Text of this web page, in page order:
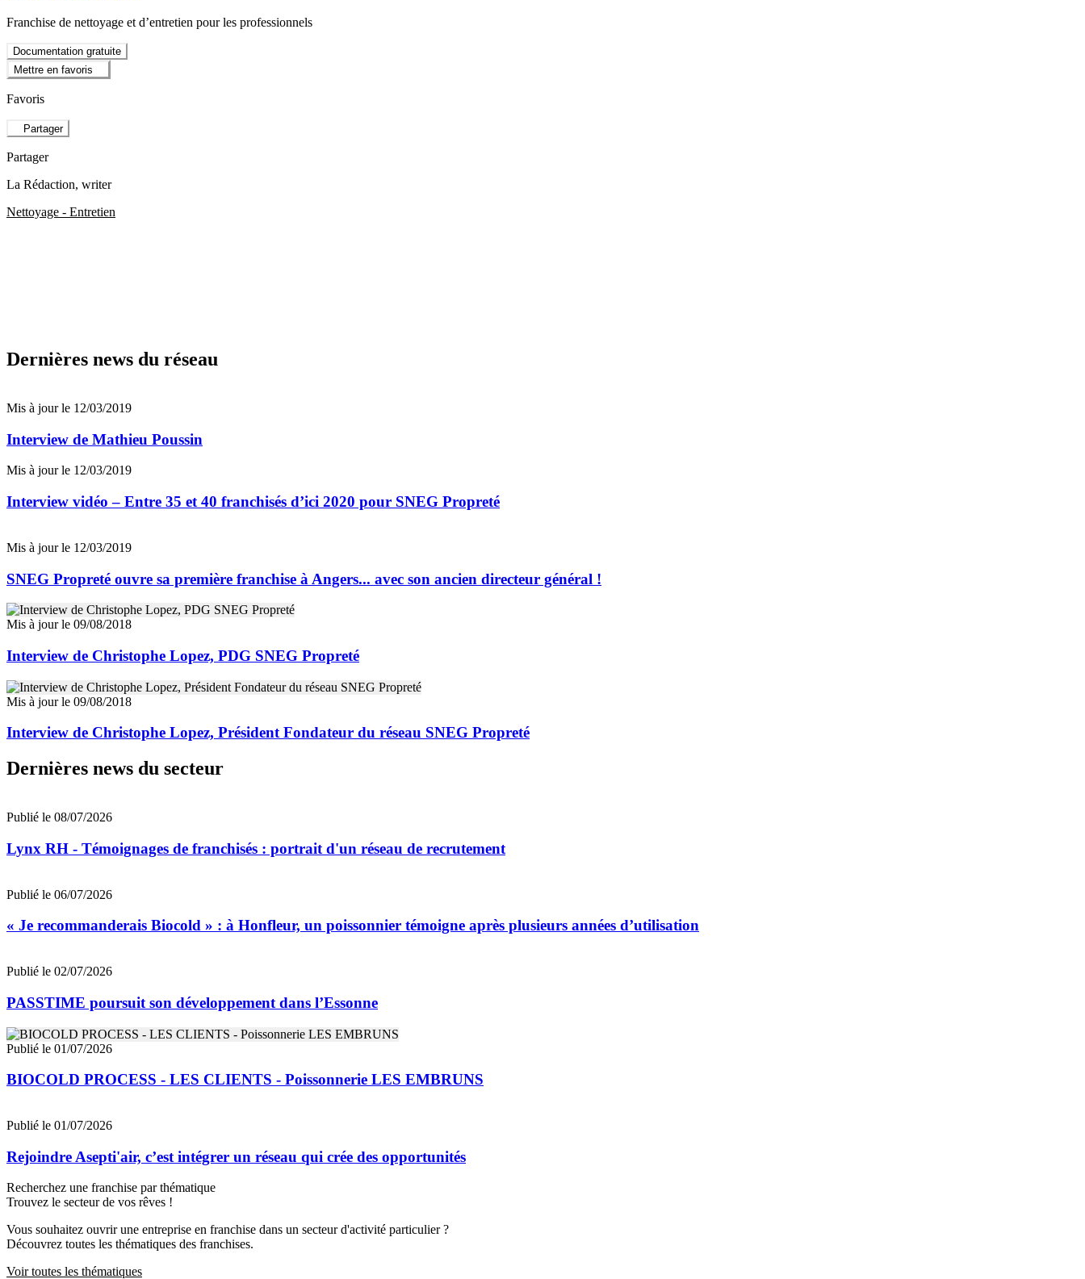
Franchise de nettoyage et d’entretien pour les professionnels
Documentation gratuite
Mettre en favoris
Favoris
Partager
Partager
La Rédaction, writer
Nettoyage - Entretien
Dernières news du réseau
Mis à jour le 12/03/2019
Interview de Mathieu Poussin
Mis à jour le 12/03/2019
Interview vidéo – Entre 35 et 40 franchisés d’ici 2020 pour SNEG Propreté
Mis à jour le 12/03/2019
SNEG Propreté ouvre sa première franchise à Angers... avec son ancien directeur général !
Mis à jour le 09/08/2018
Interview de Christophe Lopez, PDG SNEG Propreté
Mis à jour le 09/08/2018
Interview de Christophe Lopez, Président Fondateur du réseau SNEG Propreté
Dernières news du secteur
Publié le 08/07/2026
Lynx RH - Témoignages de franchisés : portrait d'un réseau de recrutement
Publié le 06/07/2026
« Je recommanderais Biocold » : à Honfleur, un poissonnier témoigne après plusieurs années d’utilisation
Publié le 02/07/2026
PASSTIME poursuit son développement dans l’Essonne
Publié le 01/07/2026
BIOCOLD PROCESS - LES CLIENTS - Poissonnerie LES EMBRUNS
Publié le 01/07/2026
Rejoindre Asepti'air, c’est intégrer un réseau qui crée des opportunités
Recherchez une franchise par thématique
Trouvez le secteur de vos rêves !
Vous souhaitez ouvrir une entreprise en franchise dans un secteur d'activité particulier ?
Découvrez toutes les thématiques des franchises.
Voir toutes les thématiques